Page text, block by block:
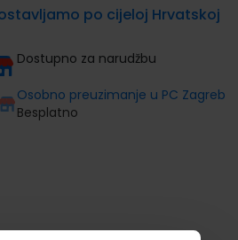
po cijeloj Hrvatskoj
Dostupno za narudžbu
Osobno preuzimanje u PC Zagreb
Besplatno